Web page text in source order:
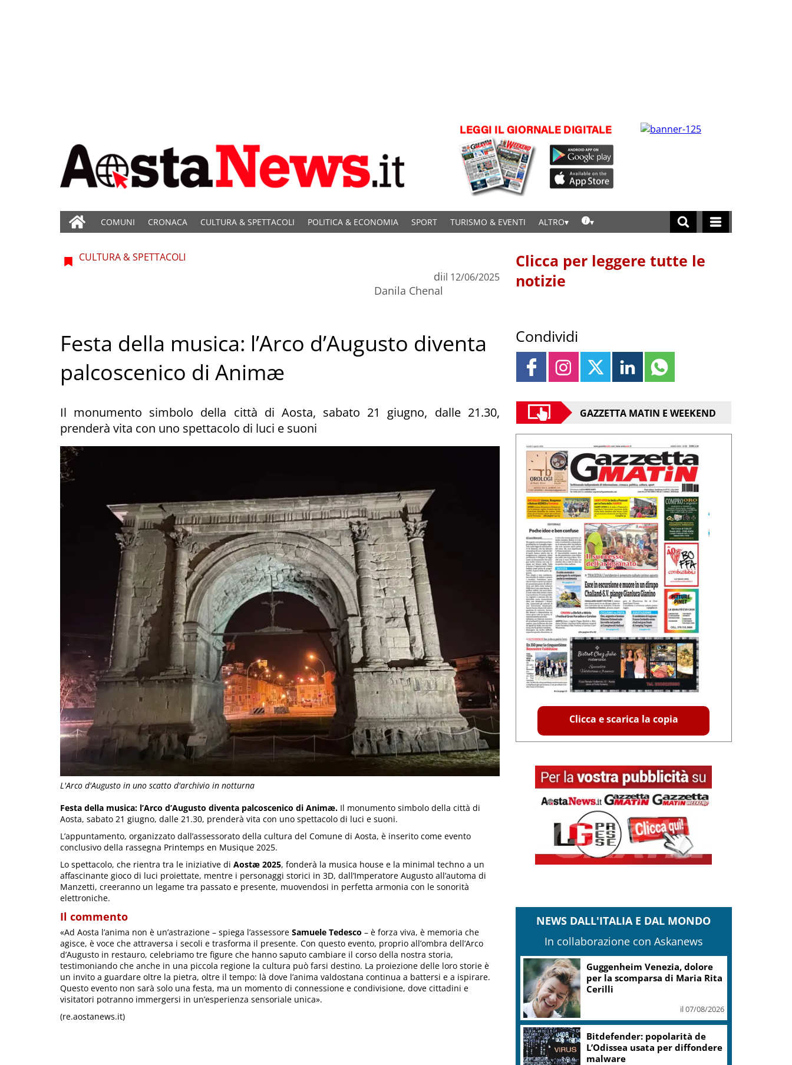
COMUNI CRONACA CULTURA & SPETTACOLI POLITICA & ECONOMIA SPORT TURISMO & EVENTI ALTRO
L'Arco d'Augusto in uno scatto d'archivio in notturna
CULTURA & SPETTACOLI
di
Danila Chenal
il 12/06/2025
Festa della musica: l’Arco d’Augusto diventa
palcoscenico di Animæ
Il monumento simbolo della città di Aosta, sabato 21 giugno, dalle 21.30,
prenderà vita con uno spettacolo di luci e suoni
Festa della musica: l’Arco d’Augusto diventa palcoscenico di Animæ. Il monumento simbolo della città di
Aosta, sabato 21 giugno, dalle 21.30, prenderà vita con uno spettacolo di luci e suoni.
L’appuntamento, organizzato dall’assessorato della cultura del Comune di Aosta, è inserito come evento
conclusivo della rassegna Printemps en Musique 2025.
Lo spettacolo, che rientra tra le iniziative di Aostæ 2025, fonderà la musica house e la minimal techno a un
affascinante gioco di luci proiettate, mentre i personaggi storici in 3D, dall’Imperatore Augusto all’automa di
Manzetti, creeranno un legame tra passato e presente, muovendosi in perfetta armonia con le sonorità
elettroniche.
Il commento
«Ad Aosta l’anima non è un’astrazione – spiega l’assessore Samuele Tedesco – è forza viva, è memoria che
agisce, è voce che attraversa i secoli e trasforma il presente. Con questo evento, proprio all’ombra dell’Arco
d’Augusto in restauro, celebriamo tre figure che hanno saputo cambiare il corso della nostra storia,
testimoniando che anche in una piccola regione la cultura può farsi destino. La proiezione delle loro storie è
un invito a guardare oltre la pietra, oltre il tempo: là dove l’anima valdostana continua a battersi e a ispirare.
Questo evento non sarà solo una festa, ma un momento di connessione e condivisione, dove cittadini e
visitatori potranno immergersi in un’esperienza sensoriale unica».
(re.aostanews.it)
Clicca per leggere tutte le
notizie
Condividi
GAZZETTA MATIN E WEEKEND
Clicca e scarica la copia
NEWS DALL'ITALIA E DAL MONDO
In collaborazione con Askanews
Guggenheim Venezia, dolore
per la scomparsa di Maria Rita
Cerilli
il 07/08/2026
Bitdefender: popolarità de
L’Odissea usata per diffondere
malware